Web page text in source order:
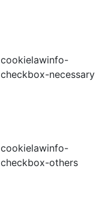
cookielawinfo-
checkbox-necessary
cookielawinfo-
checkbox-others